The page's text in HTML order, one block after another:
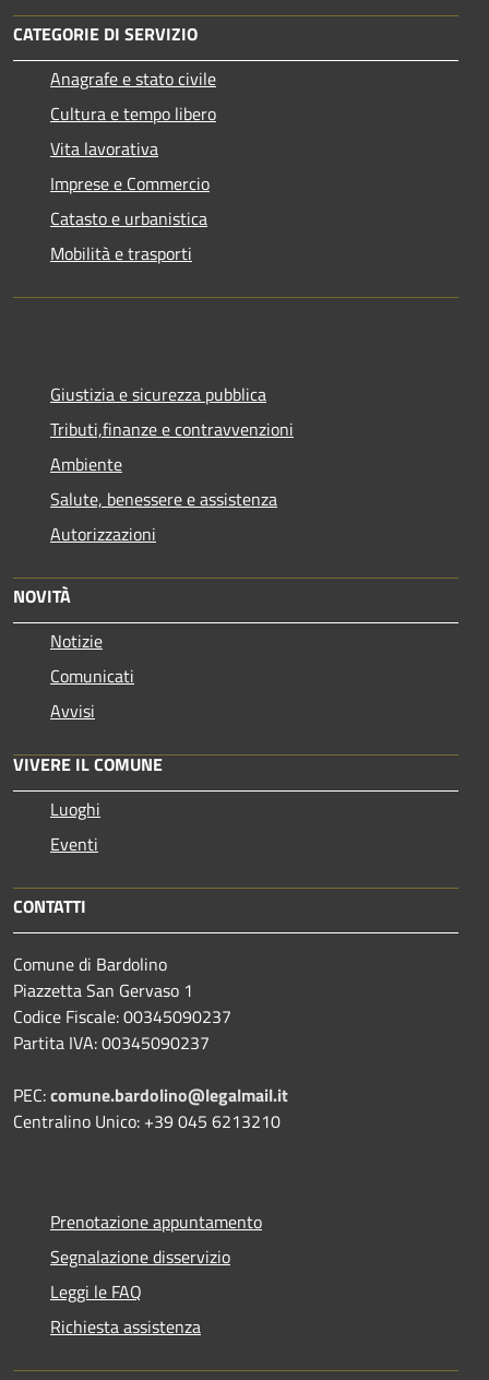
CATEGORIE DI SERVIZIO
Anagrafe e stato civile
Cultura e tempo libero
Vita lavorativa
Imprese e Commercio
Catasto e urbanistica
Mobilità e trasporti
Giustizia e sicurezza pubblica
Tributi,finanze e contravvenzioni
Ambiente
Salute, benessere e assistenza
Autorizzazioni
NOVITÀ
Notizie
Comunicati
Avvisi
VIVERE IL COMUNE
Luoghi
Eventi
CONTATTI
Comune di Bardolino
Piazzetta San Gervaso 1
Codice Fiscale: 00345090237
Partita IVA: 00345090237
PEC:comune.bardolino@legalmail.it
Centralino Unico: +39 045 6213210
Prenotazione appuntamento
Segnalazione disservizio
Leggi le FAQ
Richiesta assistenza